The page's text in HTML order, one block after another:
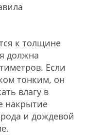
к толщине
должна
Если
тонким, он
влагу в
накрытие
и дождевой